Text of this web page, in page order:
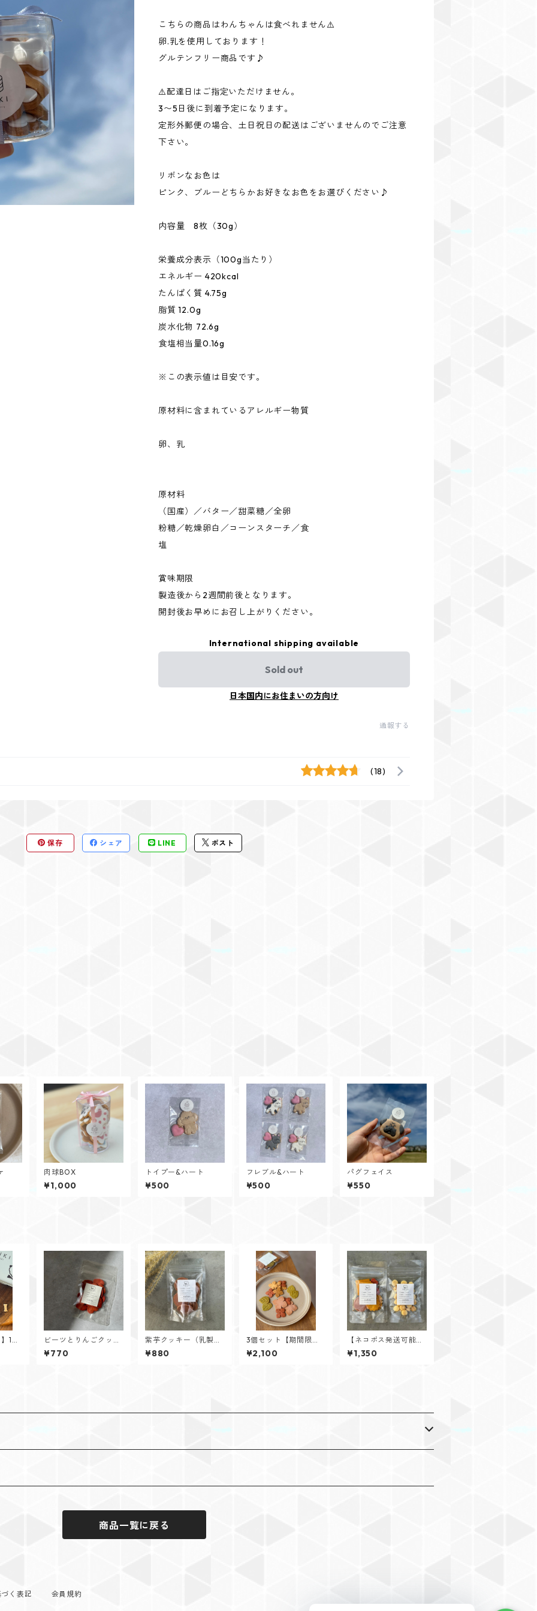
こちらの商品はわんちゃんは食べれません⚠️
卵.乳を使用しております！
グルテンフリー商品です♪
⚠️配達日はご指定いただけません。
3〜5日後に到着予定になります。
定形外郵便の場合、土日祝日の配送はございませんのでご注意
下さい。
リボンなお色は
ピンク、ブルーどちらかお好きなお色をお選びください♪
内容量 8枚（30g）
栄養成分表示（100g当たり）
エネルギー 420kcal
たんぱく質 4.75g
脂質 12.0g
炭水化物 72.6g
食塩相当量0.16g
※この表示値は目安です。
原材料に含まれているアレルギー物質
卵、乳
原材料
（国産）／バター／甜菜糖／全卵
粉糖／乾燥卵白／コーンスターチ／食
塩
賞味期限
製造後から2週間前後となります。
開封後お早めにお召し上がりください。
International shipping available
Sold out
日本国内にお住まいの方向け
通報する
(18)
保存 シェア LINE ポスト
肉球BOX
¥1,000
トイプー&ハート
¥500
フレブル&ハート
¥500
パグフェイス
¥550
1
ビーツとりんごクッキ
ー
¥770
紫芋クッキー（乳製
品・卵不使用）
¥880
3個セット【期間限
定】紫陽花クッキー
¥2,100
【ネコポス発送可能】
お試しクッキーセット
¥1,350
商品一覧に戻る
く表記 会員規約